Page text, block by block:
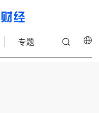
专题